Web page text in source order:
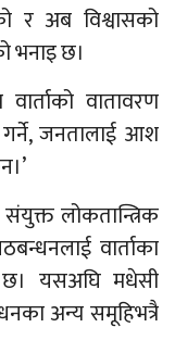
र अब विश्वासको
भनाइ छ।
वार्ताको वातावरण
गर्ने, जनतालाई आश
लोकतान्त्रिक
वार्ताका
छ। यसअघि मधेसी
अन्य समूहिभत्रै